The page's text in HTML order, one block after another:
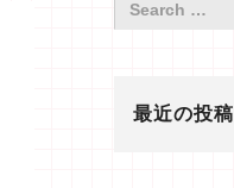
最近の投稿